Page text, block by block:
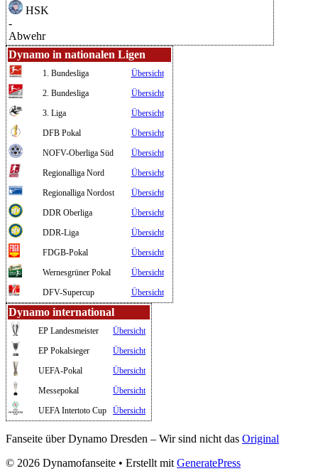
HSK
-
Abwehr
Dynamo in nationalen Ligen
1. Bundesliga
Übersicht
2. Bundesliga
Übersicht
3. Liga
Übersicht
DFB Pokal
Übersicht
NOFV-Oberliga Süd
Übersicht
Regionalliga Nord
Übersicht
Regionalliga Nordost
Übersicht
DDR Oberliga
Übersicht
DDR-Liga
Übersicht
FDGB-Pokal
Übersicht
Wernesgrüner Pokal
Übersicht
DFV-Supercup
Übersicht
Dynamo international
EP Landesmeister
Übersicht
EP Pokalsieger
Übersicht
UEFA-Pokal
Übersicht
Messepokal
Übersicht
UEFA Intertoto Cup
Übersicht
Fanseite über Dynamo Dresden – Wir sind nicht das Original
© 2026 Dynamofanseite • Erstellt mit GeneratePress